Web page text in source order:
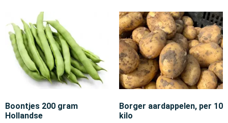
Boontjes 200 gram
Hollandse
Borger aardappelen, per 10
kilo